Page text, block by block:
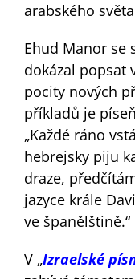
arabského
Ehud Manor se
dokázal popsat
pocity nových
příkladů je
„Každé ráno
hebrejsky piju
draze,
jazyce krále
ve španělštině.“
V „Izraelské